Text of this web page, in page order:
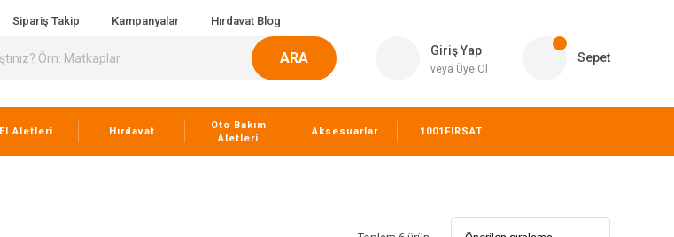
Sipariş Takip Kampanyalar Hırdavat Blog
ARA Giriş Yap
veya Üye Ol
Sepet
El Aletleri Hırdavat
Oto Bakım
Aletleri
Aksesuarlar 1001FIRSAT